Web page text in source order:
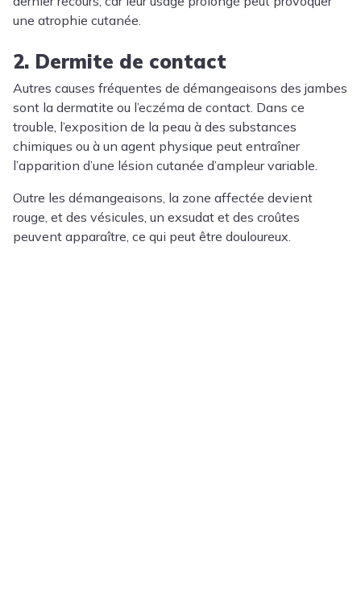
une atrophie cutanée.
2. Dermite de contact
Autres causes fréquentes de démangeaisons des jambes
sont la dermatite ou l’eczéma de contact. Dans ce
trouble, l’exposition de la peau à des substances
chimiques ou à un agent physique peut entraîner
l’apparition d’une lésion cutanée d’ampleur variable.
Outre les démangeaisons, la zone affectée devient
rouge, et des vésicules, un exsudat et des croûtes
peuvent apparaître, ce qui peut être douloureux.